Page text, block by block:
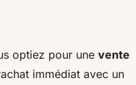
optiez pour une vente
immédiat avec un